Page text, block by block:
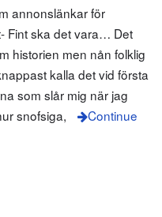
annonslänkar för
Fint ska det vara… Det
historien men nån folklig
kalla det vid första
som slår mig när jag
snofsiga,
Continue